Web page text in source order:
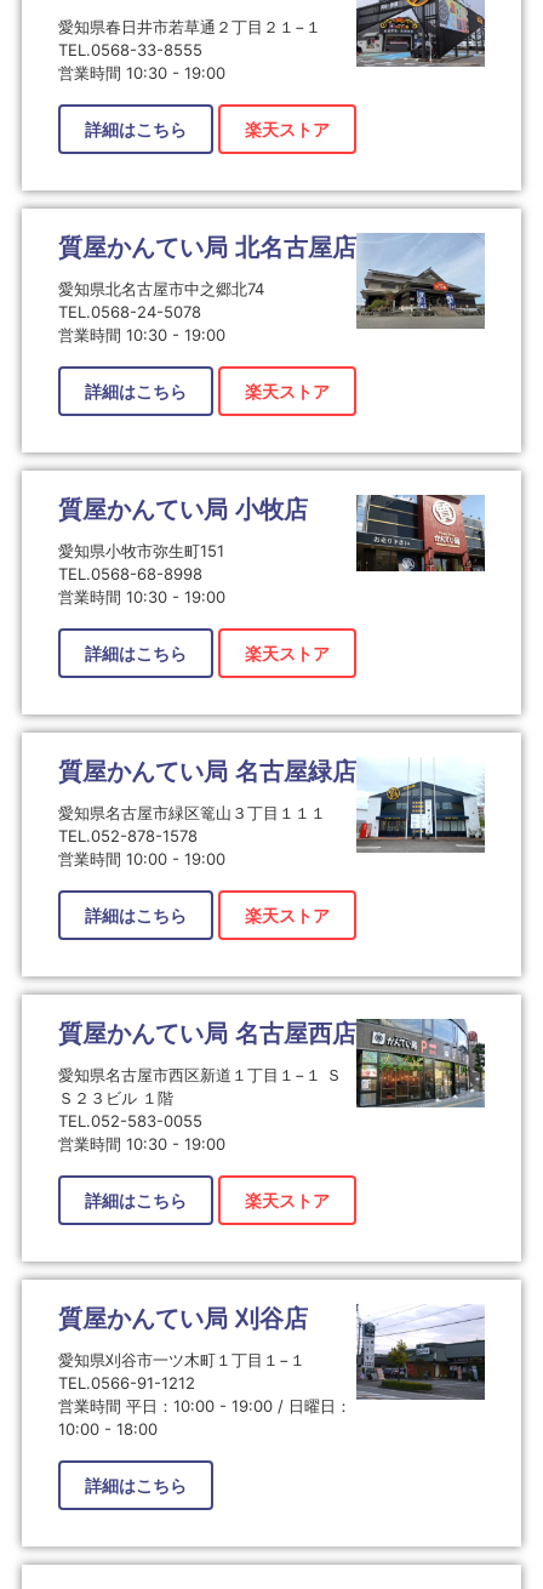
愛知県春日井市若草通２丁目２１−１
TEL.0568-33-8555
営業時間 10:30 - 19:00
詳細はこちら 楽天ストア
質屋かんてい局 北名古屋店
愛知県北名古屋市中之郷北74
TEL.0568-24-5078
営業時間 10:30 - 19:00
詳細はこちら 楽天ストア
質屋かんてい局 小牧店
愛知県小牧市弥生町151
TEL.0568-68-8998
営業時間 10:30 - 19:00
詳細はこちら 楽天ストア
質屋かんてい局 名古屋緑店
愛知県名古屋市緑区篭山３丁目１１１
TEL.052-878-1578
営業時間 10:00 - 19:00
詳細はこちら 楽天ストア
質屋かんてい局 名古屋西店
愛知県名古屋市西区新道１丁目１−１ Ｓ
Ｓ２３ビル １階
TEL.052-583-0055
営業時間 10:30 - 19:00
詳細はこちら 楽天ストア
質屋かんてい局 刈谷店
愛知県刈谷市一ツ木町１丁目１−１
TEL.0566-91-1212
営業時間 平日：10:00 - 19:00 / 日曜日：
10:00 - 18:00
詳細はこちら